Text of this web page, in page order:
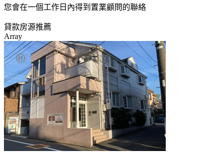
您會在一個工作日內得到置業顧問的聯絡
貸款房源推薦
Array